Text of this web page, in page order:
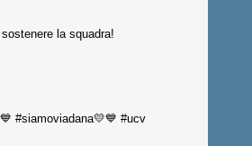
la squadra!
#siamoviadana💛💙 #ucv